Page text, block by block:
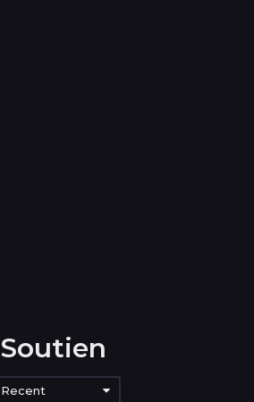
Soutien
Recent